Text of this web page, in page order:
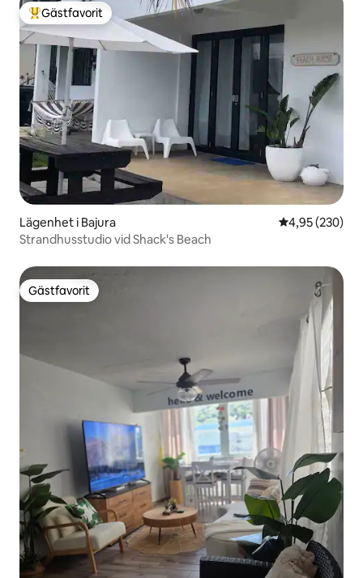
Populär gästfavorit
Gästfavorit
Lägenhet i Bajura 4,95 av 5 i
4,95 (230)
Strandhusstudio vid Shack's Beach
Gästfavorit
Gästfavorit